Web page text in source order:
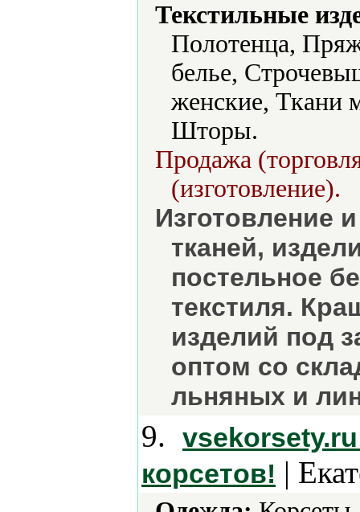
Текстильные
Полотенца,
белье,
женские, Ткани
Шторы.
Продажа
(изготовление).
Изготовление
тканей,
постельное
текстиля.
изделий под
оптом со
льняных и
9.
корсетов! |